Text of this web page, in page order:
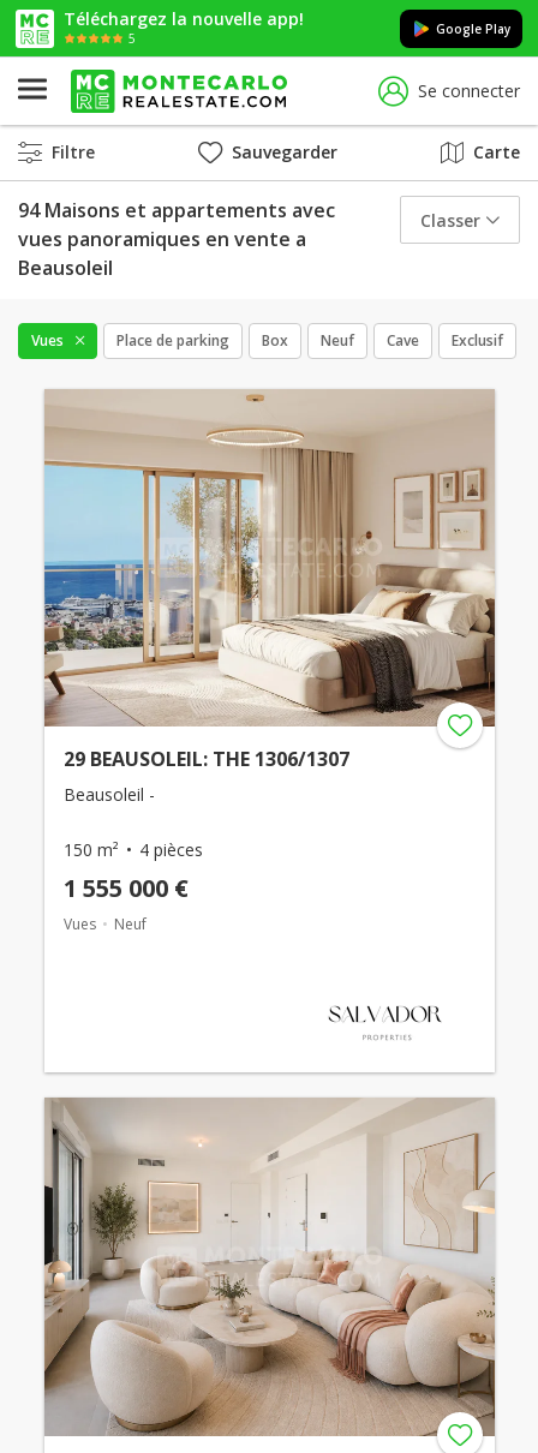
Téléchargez la nouvelle app!
5
Google Play
Se connecter
Filtre Sauvegarder Carte
94 Maisons et appartements avec
vues panoramiques en vente a
Beausoleil
Classer
Vues Place de parking Box Neuf Cave Exclusif
29 BEAUSOLEIL: THE 1306/1307
Beausoleil -
150 m² 4 pièces
1 555 000 €
Vues Neuf